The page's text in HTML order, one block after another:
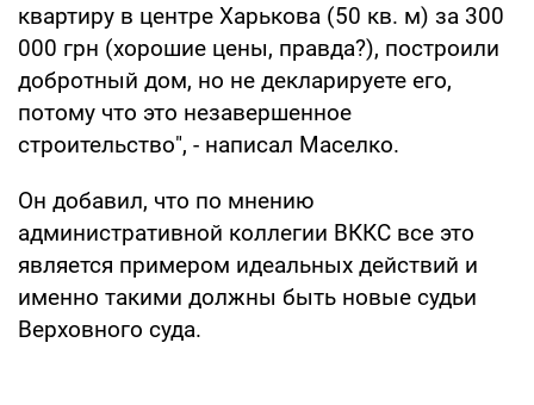
квартиру в центре Харькова (50 кв. м) за 300
000 грн (хорошие цены, правда?), построили
добротный дом, но не декларируете его,
потому что это незавершенное
строительство", - написал Маселко.
Он добавил, что по мнению
административной коллегии ВККС все это
является примером идеальных действий и
именно такими должны быть новые судьи
Верховного суда.